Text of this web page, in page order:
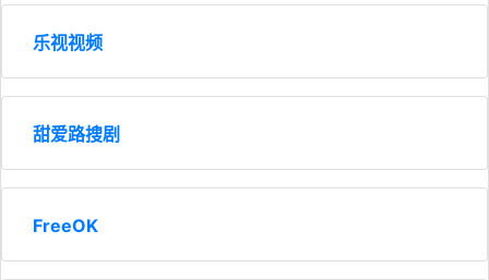
乐视视频
甜爱路搜剧
FreeOK